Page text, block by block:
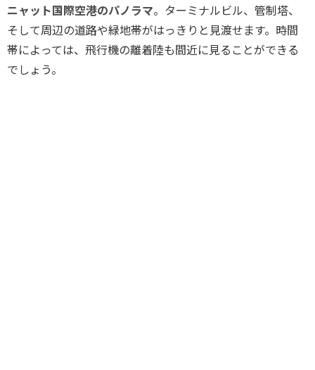
ニャット国際空港のパノラマ。ターミナルビル、管制塔、
そして周辺の道路や緑地帯がはっきりと見渡せます。時間
帯によっては、飛行機の離着陸も間近に見ることができる
でしょう。